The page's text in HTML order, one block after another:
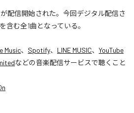
が配信開始された。今回デジタル配信さ
含む全1曲となっている。
Music、 Spotify、 LINE MUSIC、 YouTube
などの音楽配信サービスで聴くこと